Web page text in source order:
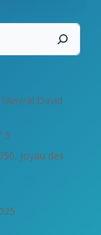
David
5
Joyau des